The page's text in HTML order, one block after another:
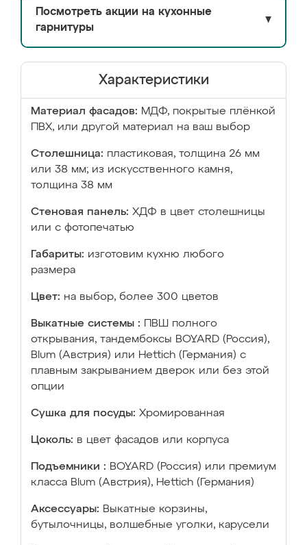
Посмотреть акции на кухонные
гарнитуры
▼
Характеристики
Материал фасадов: МДФ, покрытые плёнкой
ПВХ, или другой материал на ваш выбор
Столешница: пластиковая, толщина 26 мм
или 38 мм; из искусственного камня,
толщина 38 мм
Стеновая панель: ХДФ в цвет столешницы
или с фотопечатью
Габариты: изготовим кухню любого
размера
Цвет: на выбор, более 300 цветов
Выкатные системы :
ПВШ полного
открывания, тандембоксы BOYARD (Россия),
Blum (Австрия) или Hettich (Германия) с
плавным закрыванием дверок или без этой
опции
Сушка для посуды: Хромированная
Цоколь: в цвет фасадов или корпуса
Подъемники : BOYARD (Россия) или премиум
класса Blum (Австрия), Hettich (Германия)
Аксессуары: Выкатные корзины,
бутылочницы, волшебные уголки, карусели